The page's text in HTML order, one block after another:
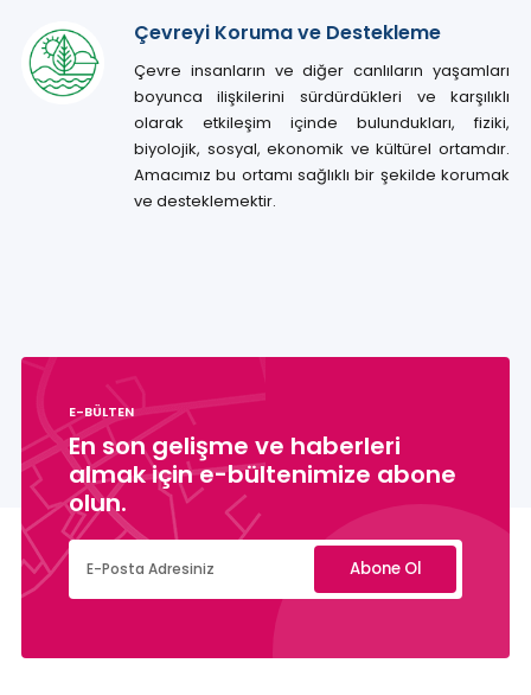
Çevreyi Koruma ve Destekleme
Çevre insanların ve diğer canlıların yaşamları
boyunca ilişkilerini sürdürdükleri ve karşılıklı
olarak etkileşim içinde bulundukları, fiziki,
biyolojik, sosyal, ekonomik ve kültürel ortamdır.
Amacımız bu ortamı sağlıklı bir şekilde korumak
ve desteklemektir.
E-BÜLTEN
En son gelişme ve haberleri
almak için e-bültenimize abone
olun.
Abone Ol